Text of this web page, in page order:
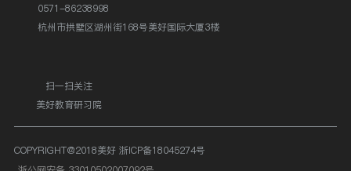
程
0571-86238998
杭州市拱墅区湖州街168号美好国际大厦3楼
扫一扫关注
美好教育研习院
COPYRIGHT@2018美好 浙ICP备18045274号